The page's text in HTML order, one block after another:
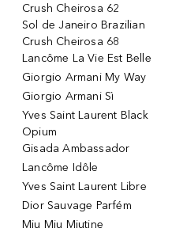
Crush Cheirosa 62
Sol de Janeiro Brazilian
Crush Cheirosa 68
Lancôme La Vie Est Belle
Giorgio Armani My Way
Giorgio Armani Sì
Yves Saint Laurent Black
Opium
Gisada Ambassador
Lancôme Idôle
Yves Saint Laurent Libre
Dior Sauvage Parfém
Miu Miu Miutine